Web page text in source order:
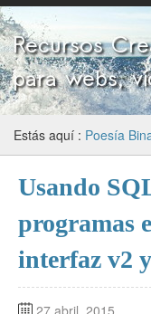
Estás aquí : Poesía
Usando
programas
interfaz v2